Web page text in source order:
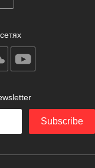
soundcloud
Subscribe